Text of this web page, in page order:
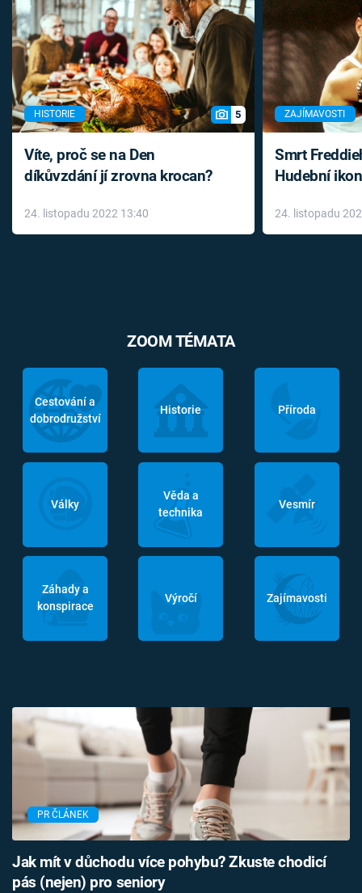
HISTORIE 5
Víte, proč se na Den
díkůvzdání jí zrovna krocan?
24. listopadu 2022 13:40
ZAJÍMAVOSTI
Smrt
Hudební
léky
24. listopadu
ZOOM TÉMATA
Cestování a
dobrodružství
Historie Příroda
Války
Věda a
technika
Vesmír
Záhady a
konspirace
Výročí Zajímavosti
PR ČLÁNEK
Jak mít v důchodu více pohybu? Zkuste chodicí
pás (nejen) pro seniory